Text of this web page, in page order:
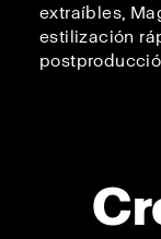
extraíbles,
estilización